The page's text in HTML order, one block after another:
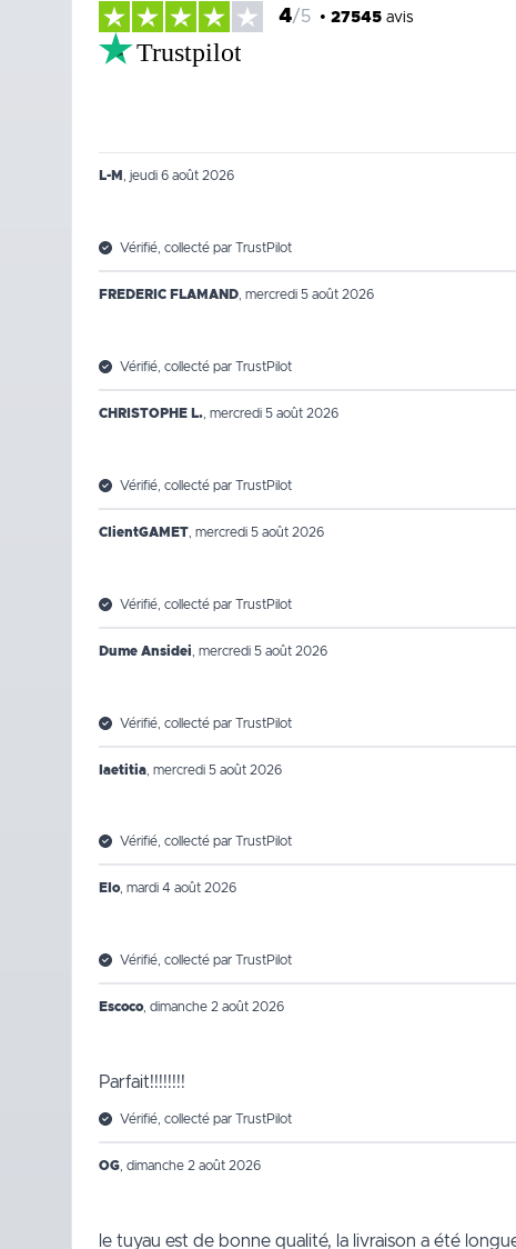
4/5 • 27545 avis
Trustpilot
L-M jeudi 6 août 2026
Vérifié, collecté par TrustPilot
FREDERIC FLAMAND mercredi 5 août 2026
Vérifié, collecté par TrustPilot
CHRISTOPHE L. mercredi 5 août 2026
Vérifié, collecté par TrustPilot
ClientGAMET mercredi 5 août 2026
Vérifié, collecté par TrustPilot
Dume Ansidei mercredi 5 août 2026
Vérifié, collecté par TrustPilot
laetitia mercredi 5 août 2026
Vérifié, collecté par TrustPilot
Elo, mardi 4 août 2026
Vérifié, collecté par TrustPilot
Escoco, dimanche 2 août 2026
Parfait!!!!!!!!
Vérifié, collecté par TrustPilot
OG dimanche 2 août 2026
le tuyau est de bonne qualité, la livraison a été